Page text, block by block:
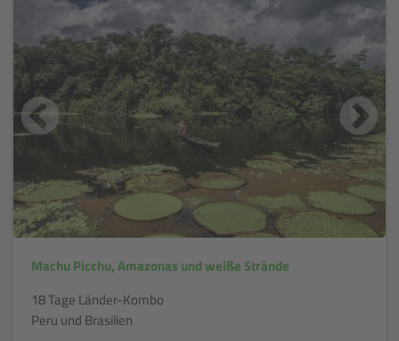
Machu Picchu, Amazonas und weiße Strände
18 Tage Länder-Kombo
Peru und Brasilien